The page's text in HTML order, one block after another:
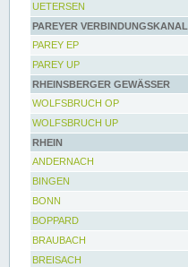
UETERSEN
PAREYER VERBINDUNGSKANAL
PAREY EP
PAREY UP
RHEINSBERGER GEWÄSSER
WOLFSBRUCH OP
WOLFSBRUCH UP
RHEIN
ANDERNACH
BINGEN
BONN
BOPPARD
BRAUBACH
BREISACH